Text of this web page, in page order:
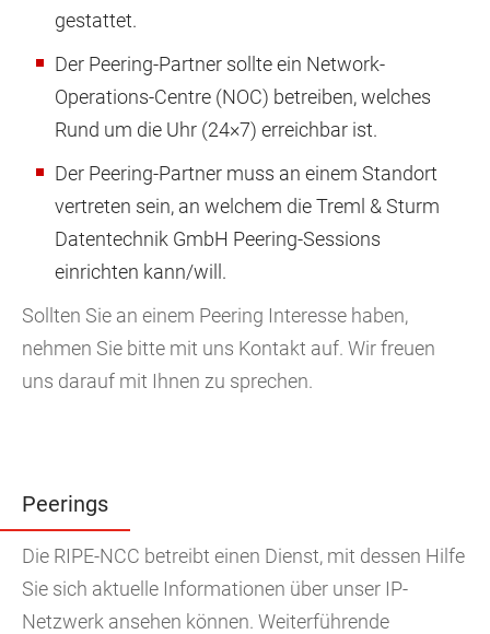
gestattet.
Der Peering-Partner sollte ein Network-
Operations-Centre (NOC) betreiben, welches
Rund um die Uhr (24×7) erreichbar ist.
Der Peering-Partner muss an einem Standort
vertreten sein, an welchem die Treml & Sturm
Datentechnik GmbH Peering-Sessions
einrichten kann/will.
Sollten Sie an einem Peering Interesse haben,
nehmen Sie bitte mit uns Kontakt auf. Wir freuen
uns darauf mit Ihnen zu sprechen.
Peerings
Die RIPE-NCC betreibt einen Dienst, mit dessen Hilfe
Sie sich aktuelle Informationen über unser IP-
Netzwerk ansehen können. Weiterführende